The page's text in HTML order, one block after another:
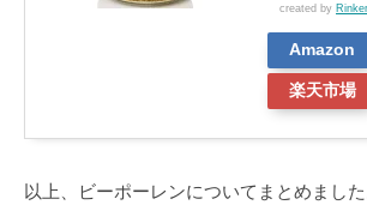
created by Rinker
Amazon
楽天市場
以上、ビーポーレンについてまとめまし